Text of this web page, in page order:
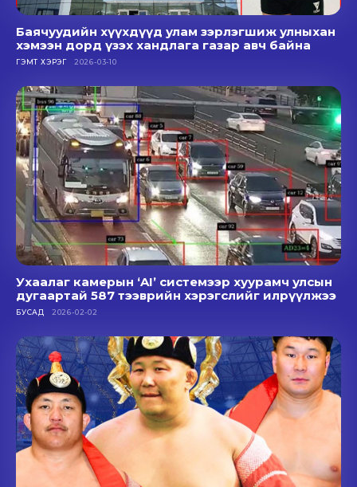
Баячуудийн хүүхдүүд улам зэрлэгшиж улныхан
хэмээн дорд үзэх хандлага газар авч байна
ГЭМТ ХЭРЭГ 2026-03-10
Ухаалаг камерын ‘AI’ системээр хуурамч улсын
дугаартай 587 тээврийн хэрэгслийг илрүүлжээ
БУСАД 2026-02-02